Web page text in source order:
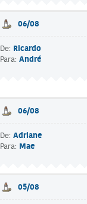
06/08
De: Ricardo
Para: André
06/08
De: Adriane
Para: Mae
05/08